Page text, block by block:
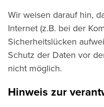
Wir weisen darauf hin,
Internet (z.B. bei der
Sicherheitslücken
Schutz der Daten vor
nicht möglich.
Hinweis zur